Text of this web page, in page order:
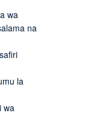
wa
na
la
wa